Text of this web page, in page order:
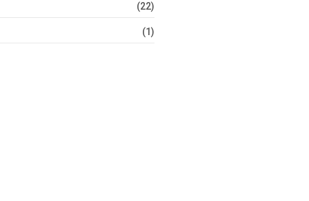
(22)
(1)